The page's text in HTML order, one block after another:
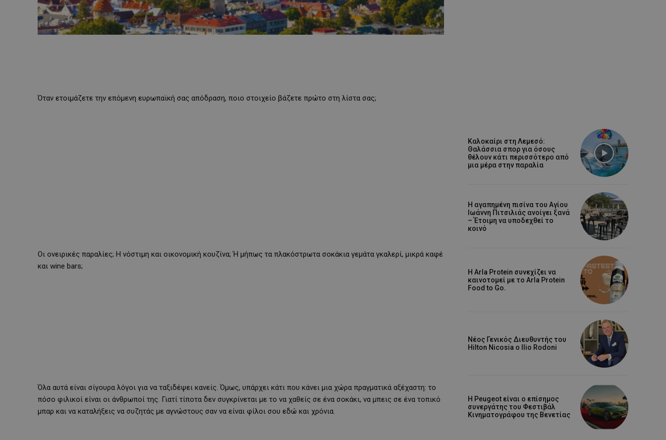
Όταν ετοιμάζετε την επόμενη ευρωπαϊκή σας απόδραση, ποιο στοιχείο βάζετε πρώτο στη λίστα σας;
Οι ονειρικές παραλίες; Η νόστιμη και οικονομική κουζίνα; Ή μήπως τα πλακόστρωτα σοκάκια γεμάτα γκαλερί, μικρά καφέ
και wine bars;
Όλα αυτά είναι σίγουρα λόγοι για να ταξιδέψει κανείς. Όμως, υπάρχει κάτι που κάνει μια χώρα πραγματικά αξέχαστη: το
πόσο φιλικοί είναι οι άνθρωποί της. Γιατί τίποτα δεν συγκρίνεται με το να χαθείς σε ένα σοκάκι, να μπεις σε ένα τοπικό
μπαρ και να καταλήξεις να συζητάς με αγνώστους σαν να είναι φίλοι σου εδώ και χρόνια.
Καλοκαίρι στη Λεμεσό:
Θαλάσσια σπορ για όσους
θέλουν κάτι περισσότερο από
μια μέρα στην παραλία
Η αγαπημένη πισίνα του Αγίου
Ιωάννη Πιτσιλιάς ανοίγει ξανά
– Έτοιμη να υποδεχθεί το
κοινό
Η Arla Protein συνεχίζει να
καινοτομεί με το Arla Protein
Food to Go.
Νέος Γενικός Διευθυντής του
Hilton Nicosia ο Ilio Rodoni
Η Peugeot είναι ο επίσημος
συνεργάτης του Φεστιβάλ
Κινηματογράφου της Βενετίας